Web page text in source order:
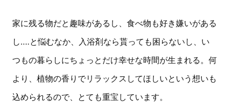
家に残る物だと趣味があるし、食べ物も好き嫌いがある
し‥‥と悩むなか、入浴剤なら貰っても困らないし、い
つもの暮らしにちょっとだけ幸せな時間が生まれる。何
より、植物の香りでリラックスしてほしいという想いも
込められるので、とても重宝しています。